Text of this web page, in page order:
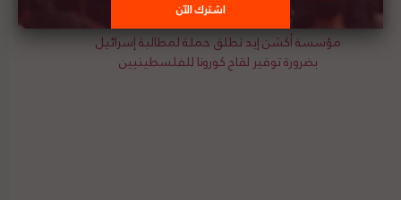
مؤسسة أكشن إيد تطلق حملة لمطالبة إسرائيل
بضرورة توفير لقاح كورونا للفلسطينيين